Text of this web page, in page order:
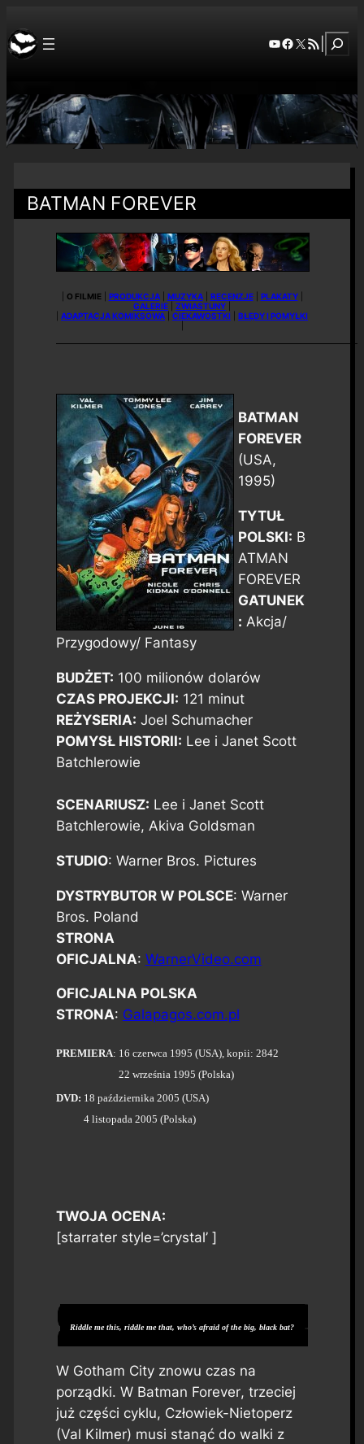
YouTube
Facebook
X RSS Feed
BATMAN FOREVER
O FILMIE| PRODUKCJA| MUZYKA| RECENZJE| PLAKATY|
GALERIE
ZWIASTUNY
ADAPTACJA KOMIKSOWA CIEKAWOSTKI
BŁĘDY I POMYŁKI
BATMAN
FOREVER
(USA,
1995)
TYTUŁ
POLSKI: B
ATMAN
FOREVER
GATUNEK
: Akcja/
Przygodowy/ Fantasy
BUDŻET: 100 milionów dolarów
CZAS PROJEKCJI: 121 minut
REŻYSERIA: Joel Schumacher
POMYSŁ HISTORII: Lee i Janet Scott
Batchlerowie
SCENARIUSZ: Lee i Janet Scott
Batchlerowie, Akiva Goldsman
STUDIO: Warner Bros. Pictures
DYSTRYBUTOR W POLSCE: Warner
Bros. Poland
STRONA
OFICJALNA: WarnerVideo.com
OFICJALNA POLSKA
STRONA: Galapagos.com.pl
PREMIERA: 16 czerwca 1995 (USA), kopii: 2842
22 września 1995 (Polska)
DVD: 18 października 2005 (USA)
4 listopada 2005 (Polska)
TWOJA OCENA:
[starrater style=’crystal’ ]
Riddle me this, riddle me that, who’s afraid of the big, black bat?
W Gotham City znowu czas na
porządki. W Batman Forever, trzeciej
już części cyklu, Człowiek-Nietoperz
(Val Kilmer) musi stanąć do walki z